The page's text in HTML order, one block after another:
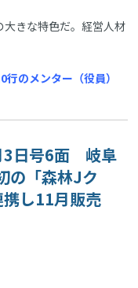
きな特色だ。経営人材
のメンター（役員）
3日号6面 岐阜
の「森林Jク
し11月販売